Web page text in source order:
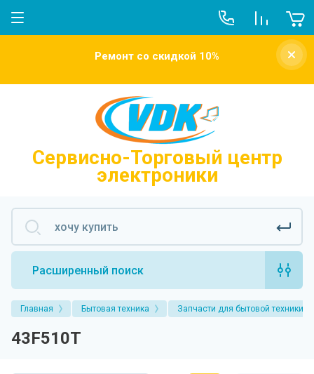
О компании
Новости
Напишите нам
Ремонт со скидкой 10%
Сервисно-Торговый центр
электроники
Расширенный поиск
Главная Бытовая техника Запчасти для бытовой техники
43F510T